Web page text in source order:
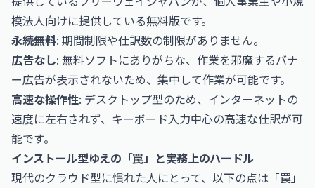
模法人向けに提供している無料版です。
永続無料: 期間制限や仕訳数の制限がありません。
広告なし: 無料ソフトにありがちな、作業を邪魔するバナ
ー広告が表示されないため、集中して作業が可能です。
高速な操作性: デスクトップ型のため、インターネットの
速度に左右されず、キーボード入力中心の高速な仕訳が可
能です。
インストール型ゆえの「罠」と実務上のハードル
現代のクラウド型に慣れた人にとって、以下の点は「罠」